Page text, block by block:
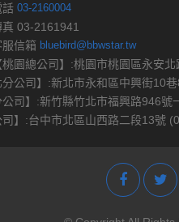
話 03-2160004
真 03-2161941
服信箱 bluebird@bbwstar.tw
桃園總公司】:桃園市桃園區永安
分公司】:新北市永和區中興街10
公司】:新竹縣竹北市福興路946
司】:台中市北區山西路二段13號